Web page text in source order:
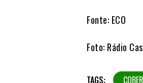
Fonte: ECO
Foto: Rádio
TAGS: